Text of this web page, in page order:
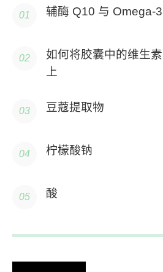
辅酶 Q10 与 Omega-3
如何将胶囊中的维生
上
豆蔻提取物
柠檬酸钠
酸